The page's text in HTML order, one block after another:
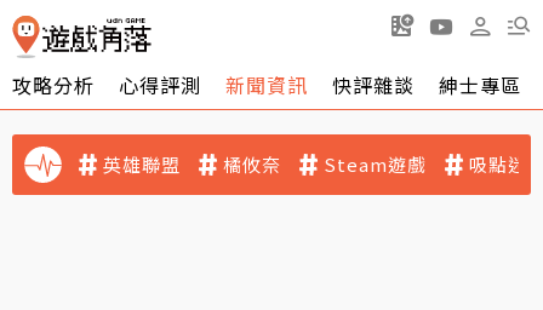
攻略分析 心得評測 新聞資訊 快評雜談 紳士專區
英雄聯盟 橘攸奈 Steam遊戲 吸點迷